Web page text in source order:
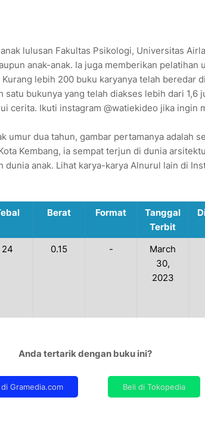
lulusan Fakultas Psikologi, Universitas
anak-anak. Ia juga memberikan pelatihan
lebih 200 buku karyanya telah beredar
satu bukunya yang telah diakses lebih dari 1,6
cerita. Ikuti instagram @watiekideo jika ingin
umur dua tahun, gambar pertamanya adalah
Kembang, ia sempat terjun di dunia
anak. Lihat karya-karya Alnurul lain di
Berat Format
Tanggal
Terbit
24 0.15 -
March
30,
2023
Anda tertarik dengan buku ini?